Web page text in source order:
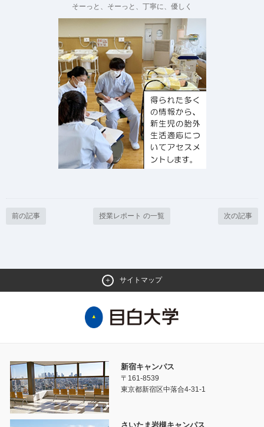
そーっと、そーっと、丁寧に、優しく
前の記事 授業レポート の一覧 次の記事
サイトマップ
新宿キャンパス
〒161-8539
東京都新宿区中落合4-31-1
さいたま岩槻キャンパス